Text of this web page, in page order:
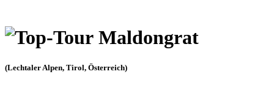
Maldongrat
(Lechtaler Alpen, Tirol, Österreich)